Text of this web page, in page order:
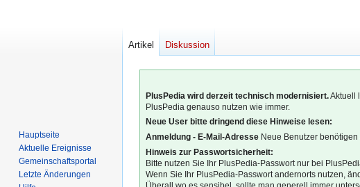
PlusPedia wird derzeit technisch modernisiert.Aktuell
PlusPedia genauso nutzen wie immer.
Neue User bitte dringend diese Hinweise lesen:
Anmeldung - E-Mail-Adresse Neue Benutzer
Hinweis zur Passwortsicherheit:
Bitte nutzen Sie Ihr PlusPedia-Passwort nur bei
Wenn Sie Ihr PlusPedia-Passwort andernorts nutzen,
Artikel Diskussion
Hauptseite
Aktuelle Ereignisse
Gemeinschafts­portal
Letzte Änderungen